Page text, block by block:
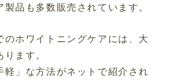
品も多数販売されています。
のホワイトニングケアには、大
ます。
軽」な方法がネットで紹介され